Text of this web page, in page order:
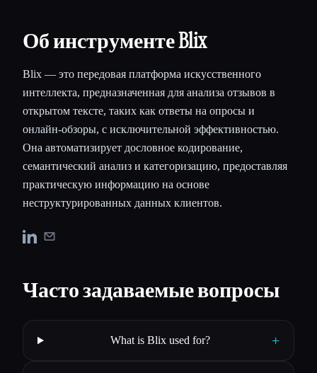
Об инструменте Blix
Blix — это передовая платформа искусственного
интеллекта, предназначенная для анализа отзывов в
открытом тексте, таких как ответы на опросы и
онлайн-обзоры, с исключительной эффективностью.
Она автоматизирует дословное кодирование,
семантический анализ и категоризацию, предоставляя
практическую информацию на основе
неструктурированных данных клиентов.
Часто задаваемые вопросы
What is Blix used for? +